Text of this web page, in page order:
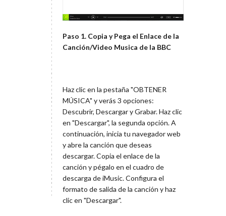
Paso 1. Copia y Pega el Enlace de la
Canción/Video Musica de la BBC
Haz clic en la pestaña "OBTENER
MÚSICA" y verás 3 opciones:
Descubrir, Descargar y Grabar. Haz clic
en "Descargar", la segunda opción. A
continuación, inicia tu navegador web
y abre la canción que deseas
descargar. Copia el enlace de la
canción y pégalo en el cuadro de
descarga de iMusic. Configura el
formato de salida de la canción y haz
clic en "Descargar".